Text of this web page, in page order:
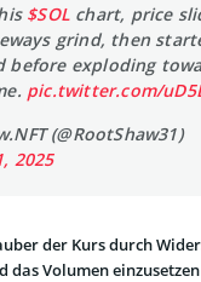
$SOL chart, price
grind, then
before exploding
pic.twitter.com/
(@RootShaw31)
2025
der Kurs durch
das Volumen